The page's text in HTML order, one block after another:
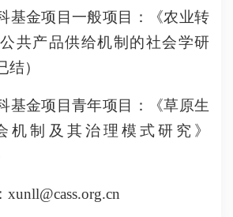
金项目一般项目：《农业转
共产品供给机制的社会学研
结）
金项目青年项目：《草原生
机制及其治理模式研究》